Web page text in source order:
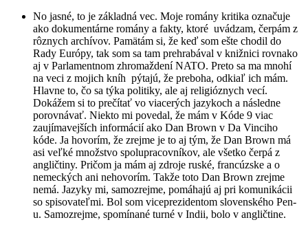
No jasné, to je základná vec. Moje romány kritika označuje
ako dokumentárne romány a fakty, ktoré uvádzam, čerpám z
rôznych archívov. Pamätám si, že keď som ešte chodil do
Rady Európy, tak som sa tam prehrabával v knižnici rovnako
aj v Parlamentnom zhromaždení NATO. Preto sa ma mnohí
na veci z mojich kníh pýtajú, že preboha, odkiaľ ich mám.
Hlavne to, čo sa týka politiky, ale aj religióznych vecí.
Dokážem si to prečítať vo viacerých jazykoch a následne
porovnávať. Niekto mi povedal, že mám v Kóde 9 viac
zaujímavejších informácií ako Dan Brown v Da Vinciho
kóde. Ja hovorím, že zrejme je to aj tým, že Dan Brown má
asi veľké množstvo spolupracovníkov, ale všetko čerpá z
angličtiny. Pričom ja mám aj zdroje ruské, francúzske a o
nemeckých ani nehovorím. Takže toto Dan Brown zrejme
nemá. Jazyky mi, samozrejme, pomáhajú aj pri komunikácii
so spisovateľmi. Bol som viceprezidentom slovenského Pen-
u. Samozrejme, spomínané turné v Indii, bolo v angličtine.